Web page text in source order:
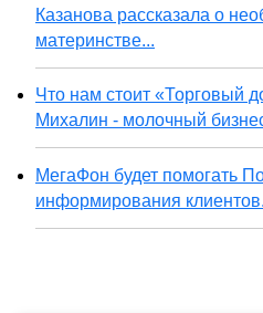
Казанова рассказала о
материнстве...
Что нам стоит «Торговый
Михалин - молочный
МегаФон будет помогать
информирования